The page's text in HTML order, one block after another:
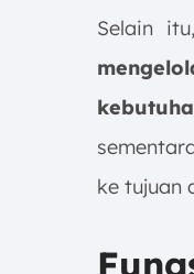
Selain
ke tujuan